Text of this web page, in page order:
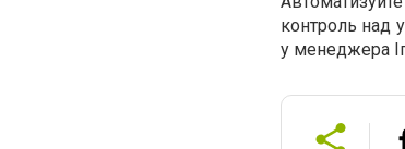
контроль над
у менеджера